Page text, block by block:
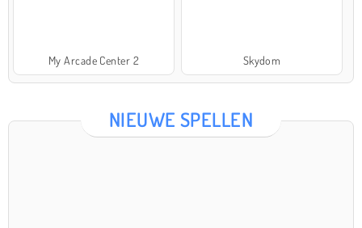
My Arcade Center 2 Skydom
NIEUWE SPELLEN